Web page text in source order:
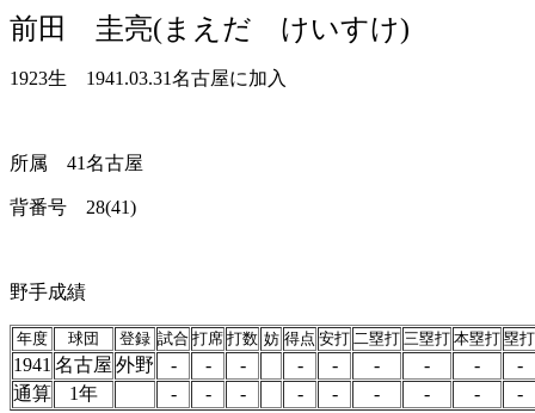
前田 圭亮(まえだ けいすけ)
1923生 1941.03.31名古屋に加入
所属 41名古屋
背番号 28(41)
野手成績
年度 球団 登録 試合 打席 打数 妨 得点 安打 二塁打 三塁打 本塁打 塁打
1941 名古屋 外野 - - - - - - - -
-
通算
1年 - - - - - - - - -